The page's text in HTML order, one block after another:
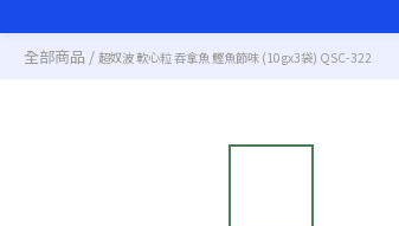
全部商品 / 超奴波 軟心粒 吞拿魚 鰹魚節味 (10gx3袋) QSC-322